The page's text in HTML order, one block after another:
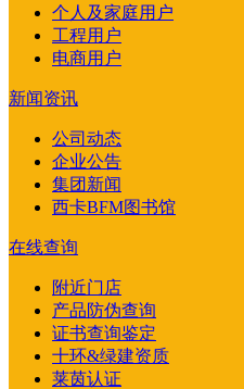
个人及家庭用户
工程用户
电商用户
新闻资讯
公司动态
企业公告
集团新闻
西卡BFM图书馆
在线查询
附近门店
产品防伪查询
证书查询鉴定
十环&绿建资质
莱茵认证